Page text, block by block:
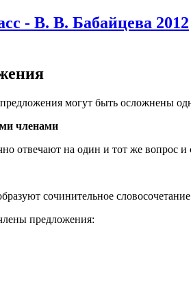
- В. В. Бабайцева 2012
могут быть осложнены
членами
отвечают на один и тот же вопрос
сочинительное
предложения: